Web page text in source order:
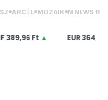
ARCÉL MOZAIK MNEWS
Ft▲ EUR 364,50 Ft▲